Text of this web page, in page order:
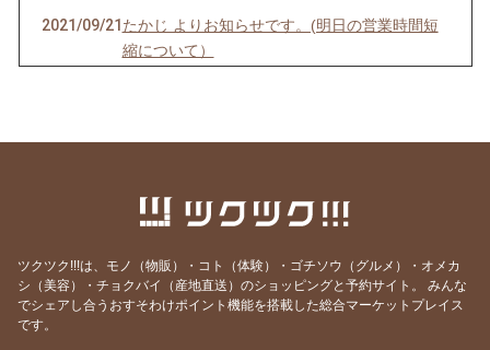
2021/09/21 たかじ よりお知らせです。(明日の営業時間短
縮について）
2021/07/19たかじ よりお知らせです。(明日のお休みにつ
たかじ よりお知らせです。(明日のお休みにつ
2021/03/07たかじ よりお知らせです。(今日・明日のお休
みについて）
2021/02/04
ツクツク!!!は、モノ（物販）・コト（体験）・ゴチソウ（グルメ）・オメカ
シ（美容）・チョクバイ（産地直送）のショッピングと予約サイト。
みんな
でシェアし合うおすそわけポイント機能を搭載した総合マーケットプレイス
です。